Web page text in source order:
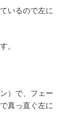
いるので左に
。
）で、フェー
真っ直ぐ左に